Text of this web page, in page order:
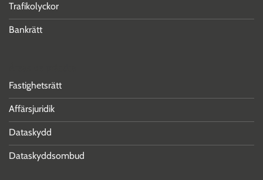
Trafikolyckor
Bankrätt
Fastighetsrätt
Affärsjuridik
Dataskydd
Dataskyddsombud